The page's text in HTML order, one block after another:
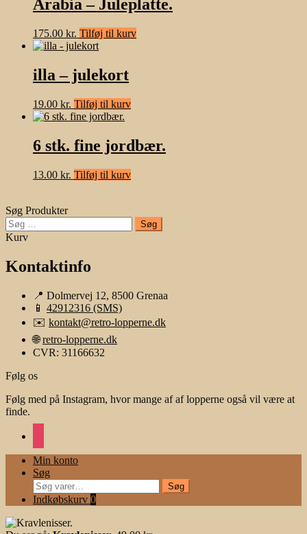
Arabia – Juleplatte.
175.00 kr. Tilføj til kurv
illa – julekort
19.00 kr. Tilføj til kurv
6 stk. fine jordbær.
13.00 kr. Tilføj til kurv
Søg Produkter
Søg
efter:
Kurv
Kontaktinfo
📍 Dolmervej 12, 8500 Grenaa
📱 42912316 (SMS)
✉️ kontakt@retro-lopperne.dk
🌐retro-lopperne.dk
CVR: 31166632
Følg os
Følg med på Instagram, hvor mange af af lopperne også vil være at
finde.
Min konto
Søg
Søg
efter:
Søg
Indkøbskurv 0